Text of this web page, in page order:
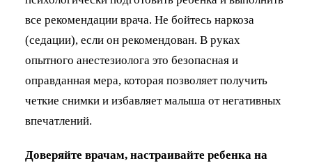
все рекомендации врача. Не бойтесь наркоза
(седации), если он рекомендован. В руках
опытного анестезиолога это безопасная и
оправданная мера, которая позволяет получить
четкие снимки и избавляет малыша от негативных
впечатлений.
Доверяйте врачам, настраивайте ребенка на